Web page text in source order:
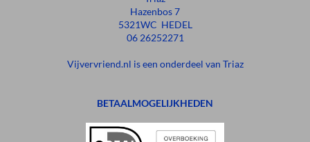
Hazenbos 7
5321WC HEDEL
06 26252271
Vijvervriend.nl is een onderdeel van Triaz
BETAALMOGELIJKHEDEN